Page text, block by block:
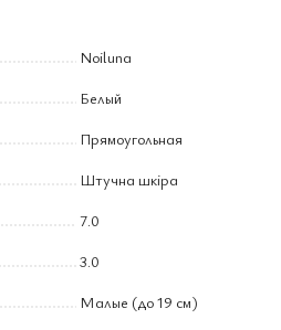
Noiluna
Белый
Прямоугольная
Штучна шкіра
7.0
3.0
Малые (до 19 см)